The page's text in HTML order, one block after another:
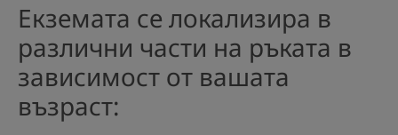
Екземата се локализира в
различни части на ръката в
зависимост от вашата
възраст: